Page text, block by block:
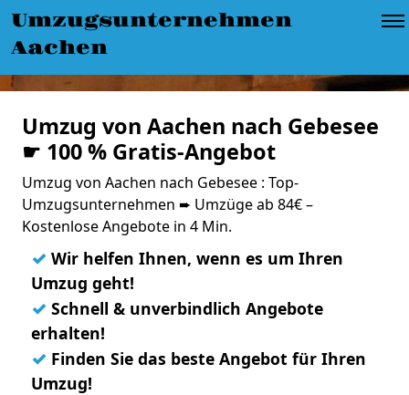
Umzugsunternehmen
Aachen
Umzug von Aachen nach Gebesee
☛ 100 % Gratis-Angebot
Umzug von Aachen nach Gebesee : Top-
Umzugsunternehmen ➨ Umzüge ab 84€ –
Kostenlose Angebote in 4 Min.
✓ Wir helfen Ihnen, wenn es um Ihren
Umzug geht!
✓ Schnell & unverbindlich Angebote
erhalten!
✓ Finden Sie das beste Angebot für Ihren
Umzug!